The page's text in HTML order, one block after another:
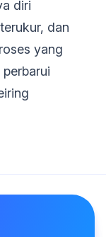
diri
dan
yang